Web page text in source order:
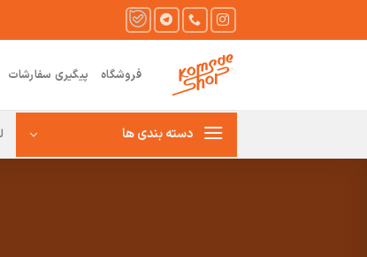
فروشگاه پیگیری سفارشات
دسته بندی ها